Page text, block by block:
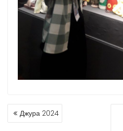
Джура 2024